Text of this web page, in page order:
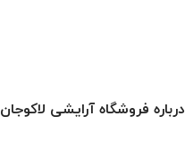
درباره فروشگاه آرایشی لاکوجان